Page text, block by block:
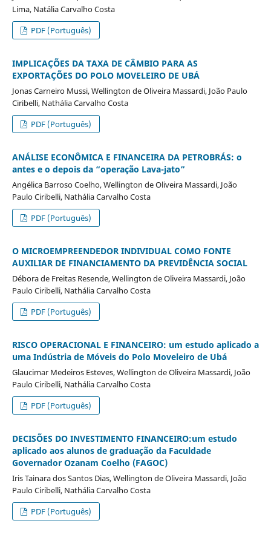
Lima, Natália Carvalho Costa
PDF (Português)
IMPLICAÇÕES DA TAXA DE CÂMBIO PARA AS
EXPORTAÇÕES DO POLO MOVELEIRO DE UBÁ
Jonas Carneiro Mussi, Wellington de Oliveira Massardi, João Paulo
Ciribelli, Nathália Carvalho Costa
PDF (Português)
ANÁLISE ECONÔMICA E FINANCEIRA DA PETROBRÁS: o
antes e o depois da “operação Lava-jato”
Angélica Barroso Coelho, Wellington de Oliveira Massardi, João
Paulo Ciribelli, Nathália Carvalho Costa
PDF (Português)
O MICROEMPREENDEDOR INDIVIDUAL COMO FONTE
AUXILIAR DE FINANCIAMENTO DA PREVIDÊNCIA SOCIAL
Débora de Freitas Resende, Wellington de Oliveira Massardi, João
Paulo Ciribelli, Nathália Carvalho Costa
PDF (Português)
RISCO OPERACIONAL E FINANCEIRO: um estudo aplicado a
uma Indústria de Móveis do Polo Moveleiro de Ubá
Glaucimar Medeiros Esteves, Wellington de Oliveira Massardi, João
Paulo Ciribelli, Nathália Carvalho Costa
PDF (Português)
DECISÕES DO INVESTIMENTO FINANCEIRO:um estudo
aplicado aos alunos de graduação da Faculdade
Governador Ozanam Coelho (FAGOC)
Iris Tainara dos Santos Dias, Wellington de Oliveira Massardi, João
Paulo Ciribelli, Nathália Carvalho Costa
PDF (Português)